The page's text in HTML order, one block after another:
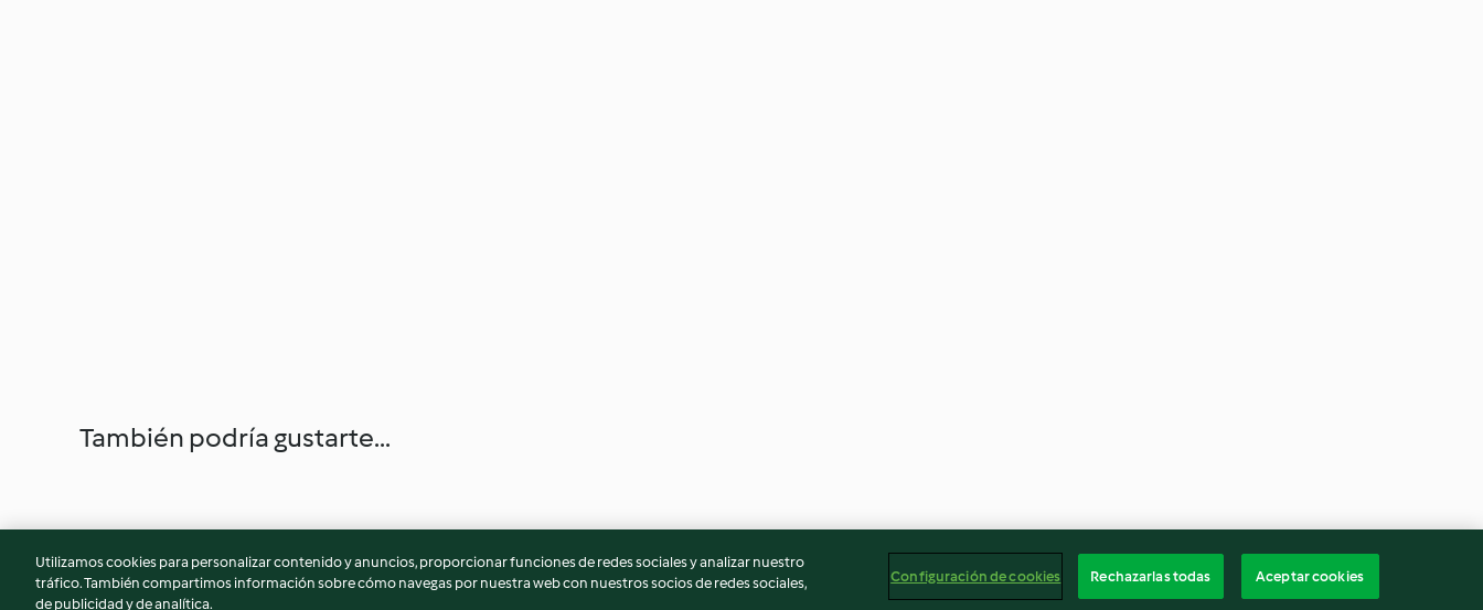
También podría gustarte...
Utilizamos cookies para personalizar contenido y anuncios, proporcionar funciones de redes sociales y analizar nuestro
tráfico. También compartimos información sobre cómo navegas por nuestra web con nuestros socios de redes sociales,
de publicidad y de analítica.
Configuración de cookies Rechazarlas todas Aceptar cookies